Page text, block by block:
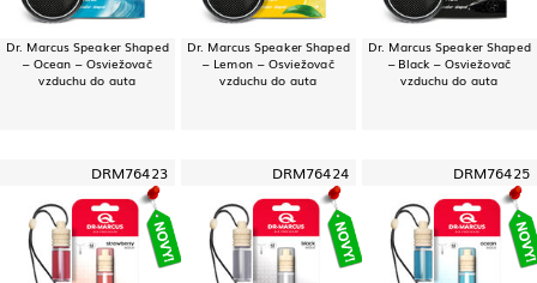
Dr. Marcus Speaker Shaped
– Ocean – Osviežovač
vzduchu do auta
Dr. Marcus Speaker Shaped
– Lemon – Osviežovač
vzduchu do auta
Dr. Marcus Speaker Shaped
– Black – Osviežovač
vzduchu do auta
DRM76423 DRM76424 DRM76425